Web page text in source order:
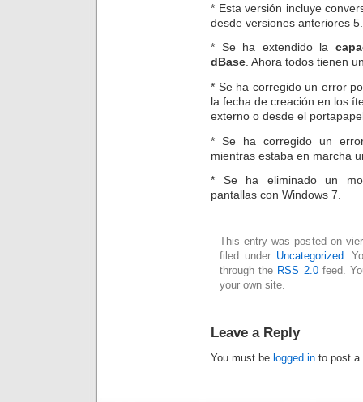
* Esta versión incluye
desde versiones anteriores
* Se ha extendido la
dBase. Ahora todos tienen
* Se ha corregido un error
la fecha de creación en los
externo o desde el
* Se ha corregido un
mientras estaba en marcha
* Se ha eliminado un
pantallas con Windows 7.
This entry was posted on
filed under Uncategorized.
through the RSS 2.0feed.
your own site.
Leave a Reply
You must be logged in to post a